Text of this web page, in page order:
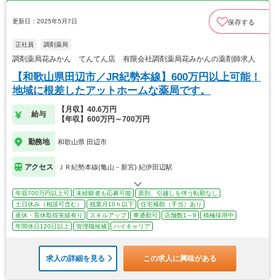
更新日：2025年5月7日 保存する
正社員 調剤薬局
調剤薬局花みかん てんてん店 有限会社調剤薬局花みかんの薬剤師求人
【和歌山県田辺市／JR紀勢本線】600万円以上可能！
地域に根差したアットホームな薬局です。
給与
【月収】40.6万円
【年収】600万円～700万円
勤務地 和歌山県 田辺市
アクセス ＪＲ紀勢本線(亀山－新宮) 紀伊田辺駅
年収700万円以上可 未経験者も応募可能
原則、引越しを伴う転勤なし
土日休み（相談可含む）
残業月10ｈ以下
住宅補助（手当）あり
産休・育休取得実績有り
スキルアップ 車通勤可 店舗数1～9
積極採用中
年間休日120日以上
管理職候補 ハイキャリア
求人の詳細を見る この求人に興味がある